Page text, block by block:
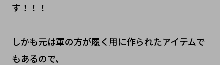
す！！！
しかも元は軍の方が履く用に作られたアイテムで
もあるので、